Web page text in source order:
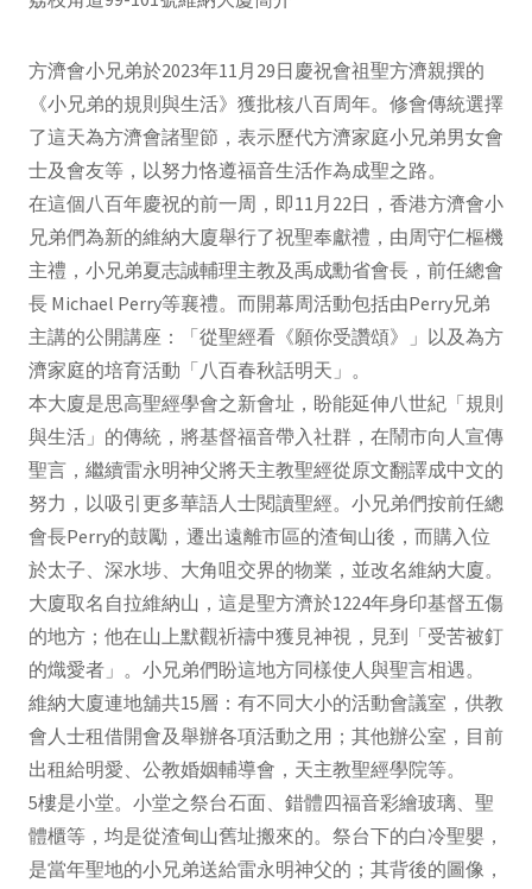
方濟會小兄弟於2023年11月29日慶祝會祖聖方濟親撰的
《小兄弟的規則與生活》獲批核八百周年。修會傳統選擇
了這天為方濟會諸聖節，表示歷代方濟家庭小兄弟男女會
士及會友等，以努力恪遵福音生活作為成聖之路。
在這個八百年慶祝的前一周，即11月22日，香港方濟會小
兄弟們為新的維納大廈舉行了祝聖奉獻禮，由周守仁樞機
主禮，小兄弟夏志誠輔理主教及禹成勳省會長，前任總會
長 Michael Perry等襄禮。而開幕周活動包括由Perry兄弟
主講的公開講座：「從聖經看《願你受讚頌》」以及為方
濟家庭的培育活動「八百春秋話明天」。
本大廈是思高聖經學會之新會址，盼能延伸八世紀「規則
與生活」的傳統，將基督福音帶入社群，在鬧市向人宣傳
聖言，繼續雷永明神父將天主教聖經從原文翻譯成中文的
努力，以吸引更多華語人士閱讀聖經。小兄弟們按前任總
會長Perry的鼓勵，遷出遠離市區的渣甸山後，而購入位
於太子、深水埗、大角咀交界的物業，並改名維納大廈。
大廈取名自拉維納山，這是聖方濟於1224年身印基督五傷
的地方；他在山上默觀祈禱中獲見神視，見到「受苦被釘
的熾愛者」。小兄弟們盼這地方同樣使人與聖言相遇。
維納大廈連地舖共15層：有不同大小的活動會議室，供教
會人士租借開會及舉辦各項活動之用；其他辦公室，目前
出租給明愛、公教婚姻輔導會，天主教聖經學院等。
5樓是小堂。小堂之祭台石面、錯體四福音彩繪玻璃、聖
體櫃等，均是從渣甸山舊址搬來的。祭台下的白冷聖嬰，
是當年聖地的小兄弟送給雷永明神父的；其背後的圖像，